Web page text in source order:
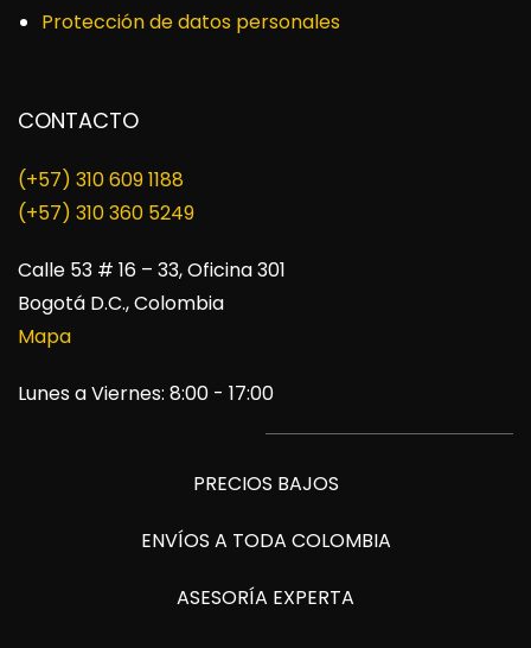
Protección de datos personales
CONTACTO
(+57) 310 609 1188
​(+57) 310 360 5249
Calle 53 # 16 – 33, Oficina 301
Bogotá D.C., Colombia
Mapa
Lunes a Viernes: 8:00 - 17:00
PRECIOS BAJOS
ENVÍOS A TODA COLOMBIA
ASESORÍA EXPERTA